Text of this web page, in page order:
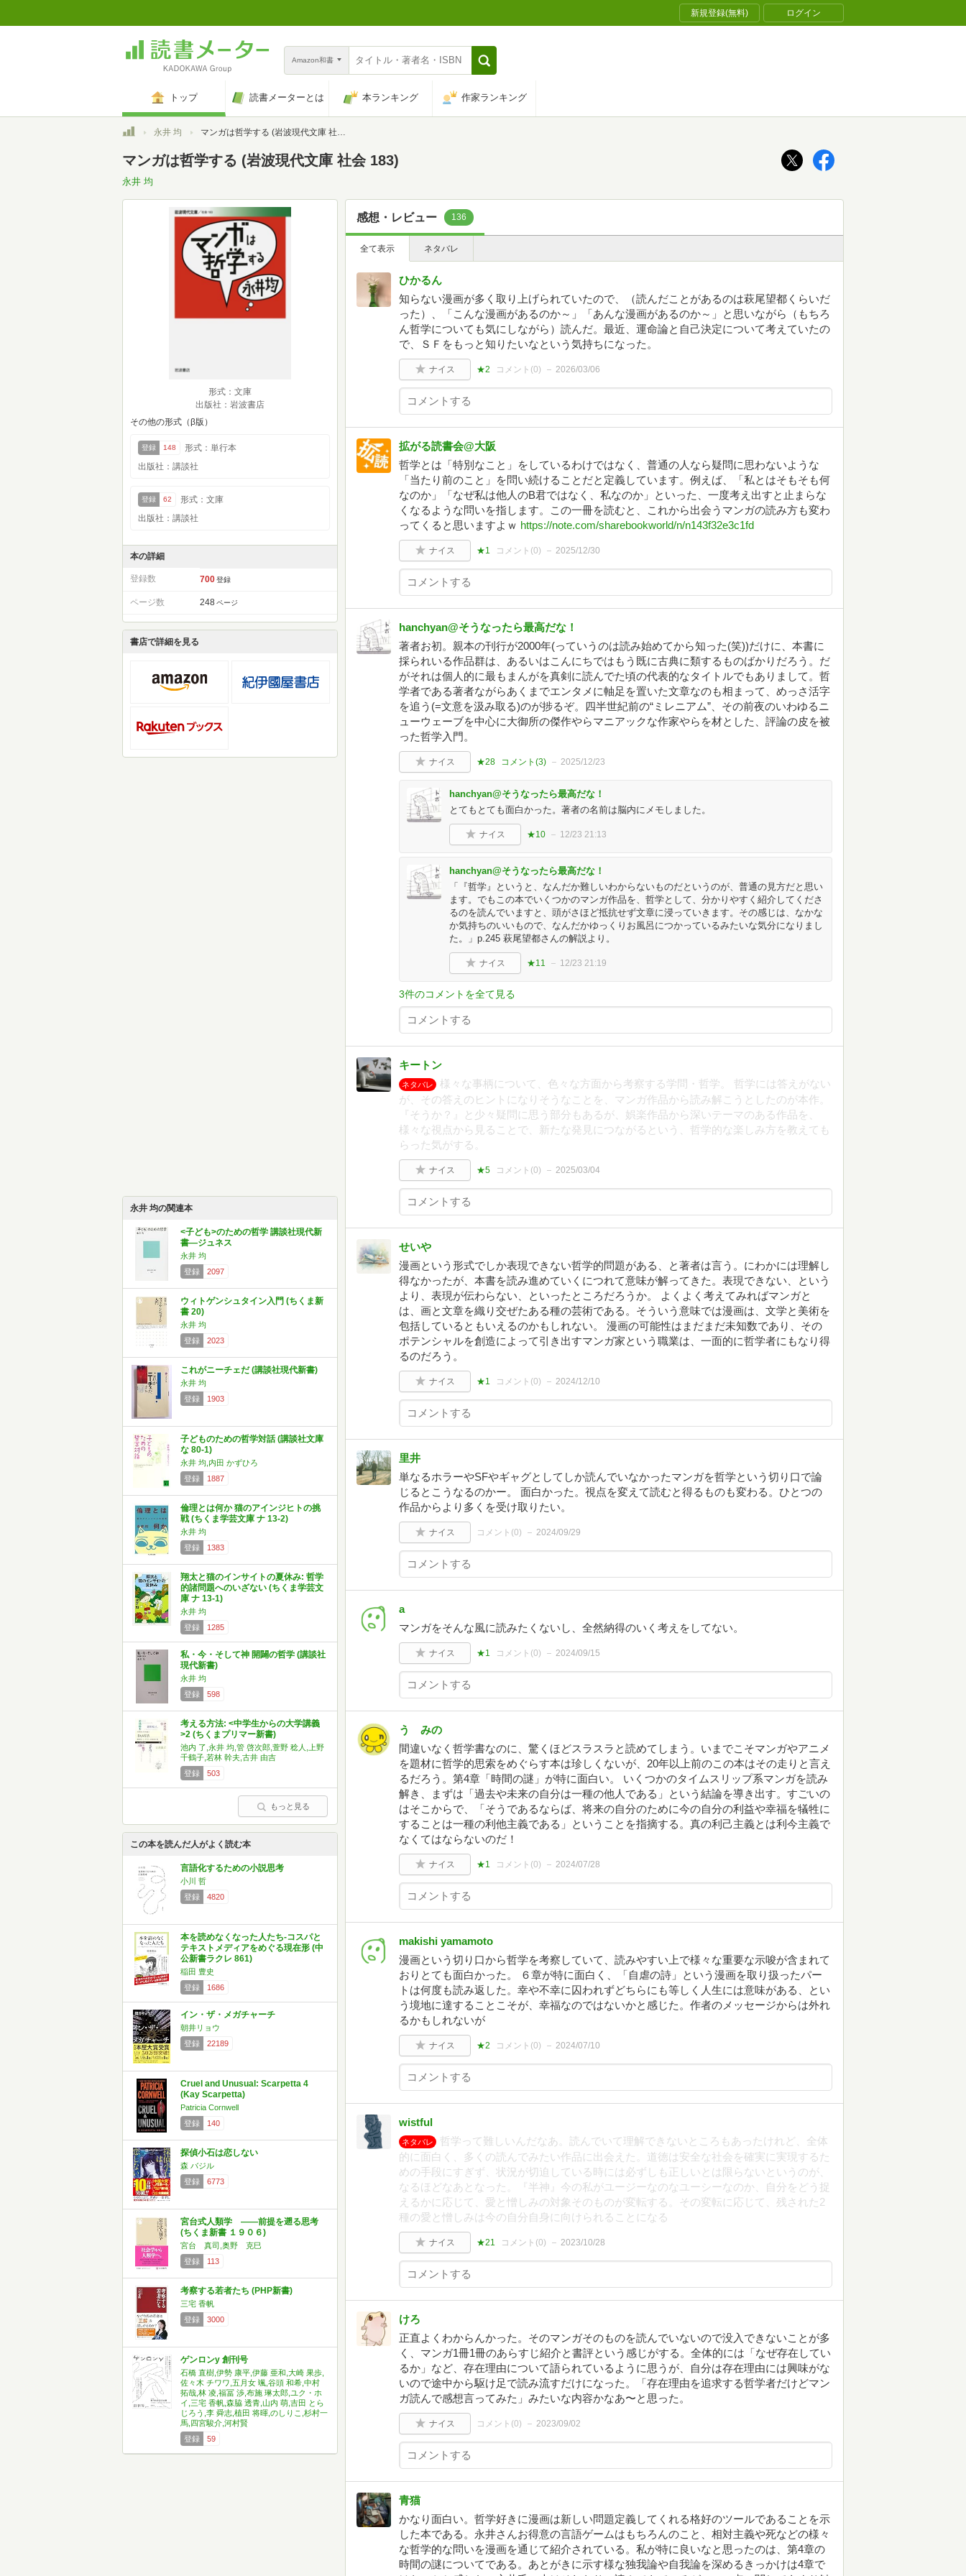
新規登録(無料) ログイン
Amazon和書
トップ 読書メーターとは 本ランキング 作家ランキング
トップ永井 均 マンガは哲学する (岩波現代文庫 社会 183)
マンガは哲学する (岩波現代文庫 社会 183)
永井 均
形式：文庫
出版社：岩波書店
その他の形式（β版）
登録 148
形式：単行本
出版社：講談社
登録 62
形式：文庫
出版社：講談社
本の詳細
登録数 700 登録
ページ数 248 ページ
書店で詳細を見る
永井 均の関連本
<子ども>のための哲学 講談社現代新
書―ジュネス
永井 均
登録
2097
ウィトゲンシュタイン入門 (ちくま新
書 20)
永井 均
登録
2023
これがニーチェだ (講談社現代新書)
永井 均
登録
1903
子どものための哲学対話 (講談社文庫
な 80-1)
永井 均,内田 かずひろ
登録
1887
倫理とは何か 猫のアインジヒトの挑
戦 (ちくま学芸文庫 ナ 13-2)
永井 均
登録
1383
翔太と猫のインサイトの夏休み: 哲学
的諸問題へのいざない (ちくま学芸文
庫 ナ 13-1)
永井 均
登録
1285
私・今・そして神 開闢の哲学 (講談社
現代新書)
永井 均
登録
598
考える方法: <中学生からの大学講義
>2 (ちくまプリマー新書)
池内 了,永井 均,管 啓次郎,萱野 稔人,上野
千鶴子,若林 幹夫,古井 由吉
登録
503
もっと見る
この本を読んだ人がよく読む本
言語化するための小説思考
小川 哲
登録
4820
本を読めなくなった人たち-コスパと
テキストメディアをめぐる現在形 (中
公新書ラクレ 861)
稲田 豊史
登録
1686
イン・ザ・メガチャーチ
朝井リョウ
登録
22189
Cruel and Unusual: Scarpetta 4
(Kay Scarpetta)
Patricia Cornwell
登録
140
探偵小石は恋しない
森 バジル
登録
6773
宮台式人類学 ――前提を遡る思考
(ちくま新書 １９０６)
宮台 真司,奥野 克巳
登録
113
考察する若者たち (PHP新書)
三宅 香帆
登録
3000
ゲンロンy 創刊号
石橋 直樹,伊勢 康平,伊藤 亜和,大崎 果歩,
佐々木 チワワ,五月女 颯,谷頭 和希,中村
拓哉,林 凌,福冨 渉,布施 琳太郎,ユク・ホ
イ,三宅 香帆,森脇 透青,山内 萌,吉田 とら
じろう,李 舜志,植田 将暉,のしりこ,杉村一
馬,四宮駿介,河村賢
登録
59
感想・レビュー 136
全て表示 ネタバレ
ひかるん
知らない漫画が多く取り上げられていたので、（読んだことがあるのは萩尾望都くらいだ
った）、「こんな漫画があるのか～」「あんな漫画があるのか～」と思いながら（もちろ
ん哲学についても気にしながら）読んだ。最近、運命論と自己決定について考えていたの
で、ＳＦをもっと知りたいなという気持ちになった。
ナイス ★2 コメント(0) 2026/03/06
拡がる読書会@大阪
哲学とは「特別なこと」をしているわけではなく、普通の人なら疑問に思わないような
「当たり前のこと」を問い続けることだと定義しています。例えば、「私とはそもそも何
なのか」「なぜ私は他人のB君ではなく、私なのか」といった、一度考え出すと止まらな
くなるような問いを指します。この一冊を読むと、これから出会うマンガの読み方も変わ
ってくると思いますよｗ https://note.com/sharebookworld/n/n143f32e3c1fd
ナイス ★1 コメント(0) 2025/12/30
hanchyan@そうなったら最高だな！
著者お初。親本の刊行が2000年(っていうのは読み始めてから知った(笑))だけに、本書に
採られいる作品群は、あるいはこんにちではもう既に古典に類するものばかりだろう。だ
がそれは個人的に最もまんがを真剣に読んでた頃の代表的なタイトルでもありまして。哲
学者である著者ながらあくまでエンタメに軸足を置いた文章なのも相まって、めっさ活字
を追う(=文意を汲み取る)のが捗るぞ。四半世紀前の“ミレニアム”、その前夜のいわゆるニ
ューウェーブを中心に大御所の傑作やらマニアックな作家やらを材とした、評論の皮を被
った哲学入門。
ナイス ★28 コメント(3) 2025/12/23
hanchyan@そうなったら最高だな！
とてもとても面白かった。著者の名前は脳内にメモしました。
ナイス ★10 12/23 21:13
hanchyan@そうなったら最高だな！
「『哲学』というと、なんだか難しいわからないものだというのが、普通の見方だと思い
ます。でもこの本でいくつかのマンガ作品を、哲学として、分かりやすく紹介してくださ
るのを読んでいますと、頭がさほど抵抗せず文章に浸っていきます。その感じは、なかな
か気持ちのいいもので、なんだかゆっくりお風呂につかっているみたいな気分になりまし
た。」p.245 萩尾望都さんの解説より。
ナイス ★11 12/23 21:19
3件のコメントを全て見る
キートン
ネタバレ
様々な事柄について、色々な方面から考察する学問・哲学。 哲学には答えがない
が、その答えのヒントになりそうなことを、マンガ作品から読み解こうとしたのが本作。
『そうか？』と少々疑問に思う部分もあるが、娯楽作品から深いテーマのある作品を、
様々な視点から見ることで、新たな発見につながるという、哲学的な楽しみ方を教えても
らった気がする。
ナイス ★5 コメント(0) 2025/03/04
せいや
漫画という形式でしか表現できない哲学的問題がある、と著者は言う。にわかには理解し
得なかったが、本書を読み進めていくにつれて意味が解ってきた。表現できない、という
より、表現が伝わらない、といったところだろうか。 よくよく考えてみればマンガと
は、画と文章を織り交ぜたある種の芸術である。そういう意味では漫画は、文学と美術を
包括しているともいえるのかもしれない。 漫画の可能性はまだまだ未知数であり、その
ポテンシャルを創造によって引き出すマンガ家という職業は、一面的に哲学者にもなり得
るのだろう。
ナイス ★1 コメント(0) 2024/12/10
里井
単なるホラーやSFやギャグとしてしか読んでいなかったマンガを哲学という切り口で論
じるとこうなるのかー。 面白かった。視点を変えて読むと得るものも変わる。ひとつの
作品からより多くを受け取りたい。
ナイス コメント(0) 2024/09/29
a
マンガをそんな風に読みたくないし、全然納得のいく考えをしてない。
ナイス ★1 コメント(0) 2024/09/15
う みの
間違いなく哲学書なのに、驚くほどスラスラと読めてしまう。いまでこそマンガやアニメ
を題材に哲学的思索をめぐらす本は珍しくないが、20年以上前のこの本はその走りと言え
るだろう。第4章「時間の謎」が特に面白い。 いくつかのタイムスリップ系マンガを読み
解き、まずは「過去や未来の自分は一種の他人である」という結論を導き出す。すごいの
はそこからで、「そうであるならば、将来の自分のために今の自分の利益や幸福を犠牲に
することは一種の利他主義である」ということを指摘する。真の利己主義とは利今主義で
なくてはならないのだ！
ナイス ★1 コメント(0) 2024/07/28
makishi yamamoto
漫画という切り口から哲学を考察していて、読みやすい上で様々な重要な示唆が含まれて
おりとても面白かった。 ６章が特に面白く、「自虐の詩」という漫画を取り扱ったパー
トは何度も読み返した。幸や不幸に囚われずどちらにも等しく人生には意味がある、とい
う境地に達することこそが、幸福なのではないかと感じた。作者のメッセージからは外れ
るかもしれないが
ナイス ★2 コメント(0) 2024/07/10
wistful
ネタバレ
哲学って難しいんだなあ。読んでいて理解できないところもあったけれど、全体
的に面白く、多くの読んでみたい作品に出会えた。道徳は安全な社会を確実に実現するた
めの手段にすぎず、状況が切迫している時には必ずしも正しいとは限らないというのが、
なるほどなあとなった。『半神』今の私がユージーなのなユーシーなのか、自分をどう捉
えるかに応じて、愛と憎しみの対象そのものが変転する。その変転に応じて、残された2
種の愛と憎しみは今の自分自身に向けられることになる
ナイス ★21 コメント(0) 2023/10/28
けろ
正直よくわからんかった。そのマンガそのものを読んでいないので没入できないことが多
く、マンガ1冊1冊のあらすじ紹介と書評という感じがする。全体的には「なぜ存在してい
るか」など、存在理由について語られているように思うが、自分は存在理由には興味がな
いので途中から駆け足で読み流すだけになった。「存在理由を追求する哲学者だけどマン
ガ読んで感想言ってみた」みたいな内容かなあ〜と思った。
ナイス コメント(0) 2023/09/02
青猫
かなり面白い。哲学好きに漫画は新しい問題定義してくれる格好のツールであることを示
した本である。永井さんお得意の言語ゲームはもちろんのこと、相対主義や死などの様々
な哲学的な問いを漫画を通じて紹介されている。私が特に良いなと思ったのは、第4章の
時間の謎についてである。あとがきに示す様な独我論や自我論を深めるきっかけは4章で